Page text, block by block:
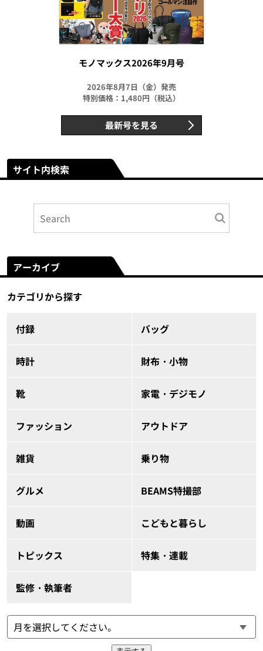
モノマックス2026年9月号
2026年8月7日（金）発売
特別価格：1,480円（税込）
最新号を見る
サイト内検索
アーカイブ
カテゴリから探す
付録 バッグ
時計 財布・小物
靴 家電・デジモノ
ファッション アウトドア
雑貨 乗り物
グルメ BEAMS特撮部
動画 こどもと暮らし
トピックス 特集・連載
監修・執筆者